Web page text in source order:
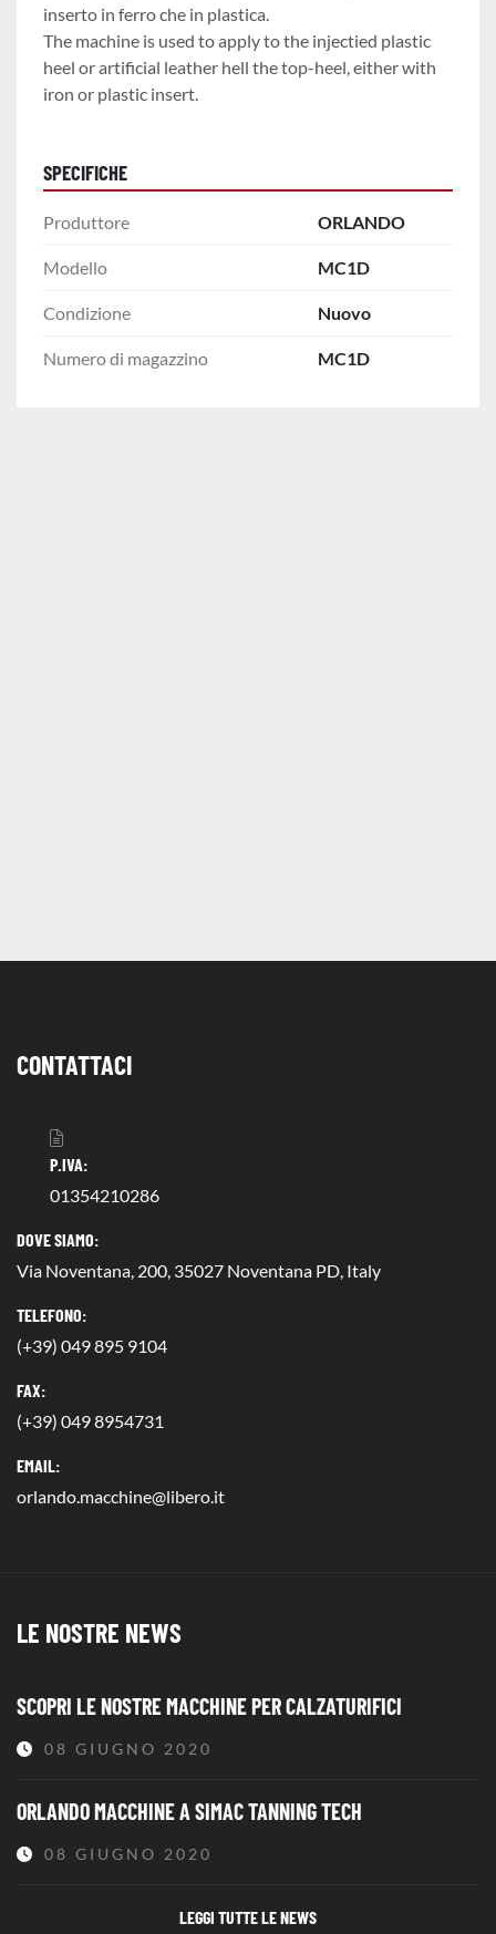
inserto in ferro che in plastica.
The machine is used to apply to the injectied plastic
heel or artificial leather hell the top-heel, either with
iron or plastic insert.
SPECIFICHE
Produttore ORLANDO
Modello MC1D
Condizione Nuovo
Numero di magazzino MC1D
CONTATTACI
P.IVA:
01354210286
DOVE SIAMO:
Via Noventana, 200, 35027 Noventana PD, Italy
TELEFONO:
(+39) 049 895 9104
FAX:
(+39) 049 8954731
EMAIL:
orlando.macchine@libero.it
LE NOSTRE NEWS
SCOPRI LE NOSTRE MACCHINE PER CALZATURIFICI
08 GIUGNO 2020
ORLANDO MACCHINE A SIMAC TANNING TECH
08 GIUGNO 2020
LEGGI TUTTE LE NEWS